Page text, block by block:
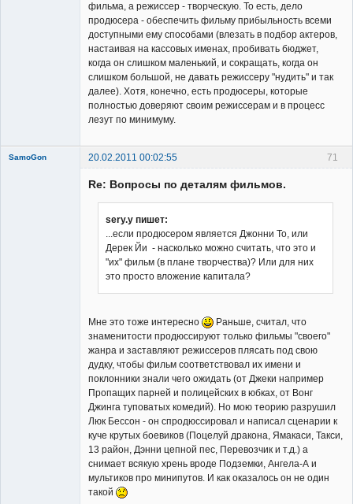
фильма, а режиссер - творческую. То есть, дело
продюсера - обеспечить фильму прибыльность всеми
доступными ему способами (влезать в подбор актеров,
настаивая на кассовых именах, пробивать бюджет,
когда он слишком маленький, и сокращать, когда он
слишком большой, не давать режиссеру "нудить" и так
далее). Хотя, конечно, есть продюсеры, которые
полностью доверяют своим режиссерам и в процесс
лезут по минимуму.
71
SamoGon 20.02.2011 00:02:55
Re: Вопросы по деталям фильмов.
sery.y пишет:
...если продюсером является Джонни То, или
Дерек Йи - насколько можно считать, что это и
"их" фильм (в плане творчества)? Или для них
это просто вложение капитала?
Мне это тоже интересно
Раньше, считал, что
знаменитости продюссируют только фильмы "своего"
жанра и заставляют режиссеров плясать под свою
дудку, чтобы фильм соответствовал их имени и
поклонники знали чего ожидать (от Джеки например
Пропащих парней и полицейских в юбках, от Вонг
Джинга туповатых комедий). Но мою теорию разрушил
Люк Бессон - он спродюссировал и написал сценарии к
куче крутых боевиков (Поцелуй дракона, Ямакаси, Такси,
13 район, Дэнни цепной пес, Перевозчик и т.д.) а
снимает всякую хрень вроде Подземки, Ангела-А и
мультиков про минипутов. И как оказалось он не один
такой